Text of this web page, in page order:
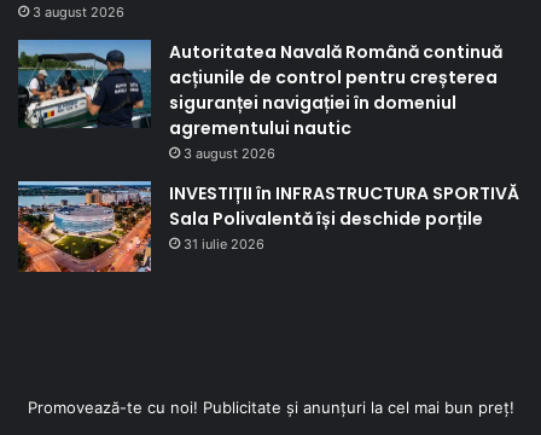
3 august 2026
Autoritatea Navală Română continuă
acțiunile de control pentru creșterea
siguranței navigației în domeniul
agrementului nautic
3 august 2026
INVESTIȚII în INFRASTRUCTURA SPORTIVĂ
Sala Polivalentă își deschide porțile
31 iulie 2026
Promovează-te cu noi! Publicitate și anunțuri la cel mai bun preț!